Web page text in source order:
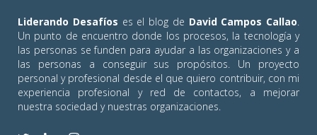
Liderando Desafíos es el blog de David Campos Callao.
Un punto de encuentro donde los procesos, la tecnología y
las personas se funden para ayudar a las organizaciones y a
las personas a conseguir sus propósitos. Un proyecto
personal y profesional desde el que quiero contribuir, con mi
experiencia profesional y red de contactos, a mejorar
nuestra sociedad y nuestras organizaciones.